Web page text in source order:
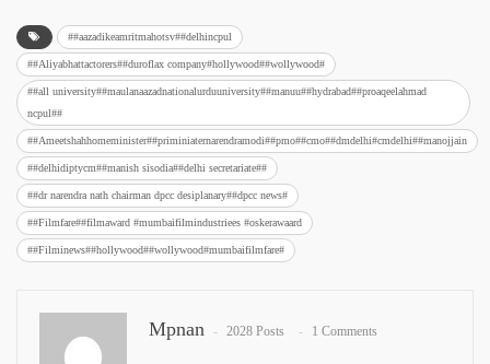
##aazadikeamritmahotsv##delhincpul
##Aliyabhattactorers##duroflax company#hollywood##wollywood#
##all university##maulanaazadnationalurduuniversity##manuu##hydrabad##proaqeelahmad
ncpul##
##Ameetshahhomeminister##priminiaternarendramodi##pmo##cmo##dmdelhi#cmdelhi##manojjain
##delhidiptycm##manish sisodia##delhi secretariate##
##dr narendra nath chairman dpcc desiplanary##dpcc news#
##Filmfare##filmaward #mumbaifilmindustriees #oskerawaard
##Filminews##hollywood##wollywood#mumbaifilmfare#
Mpnan 2028 Posts 1 Comments